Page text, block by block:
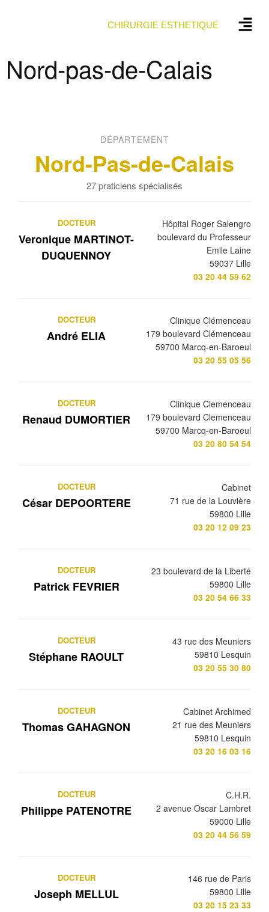
CHIRURGIE ESTHETIQUE
Nord-pas-de-Calais
DÉPARTEMENT
Nord-Pas-de-Calais
27 praticiens spécialisés
DOCTEUR
Veronique MARTINOT-
DUQUENNOY
Hôpital Roger Salengro
boulevard du Professeur
Emile Laine
59037 Lille
03 20 44 59 62
DOCTEUR
André ELIA
Clinique Clémenceau
179 boulevard Clémenceau
59700 Marcq-en-Baroeul
03 20 55 05 56
DOCTEUR
Renaud DUMORTIER
Clinique Clemenceau
179 boulevard Clemenceau
59700 Marcq-en-Baroeul
03 20 80 54 54
DOCTEUR
César DEPOORTERE
Cabinet
71 rue de la Louvière
59800 Lille
03 20 12 09 23
DOCTEUR
Patrick FEVRIER
23 boulevard de la Liberté
59800 Lille
03 20 54 66 33
DOCTEUR
Stéphane RAOULT
43 rue des Meuniers
59810 Lesquin
03 20 55 30 80
DOCTEUR
Thomas GAHAGNON
Cabinet Archimed
21 rue des Meuniers
59810 Lesquin
03 20 16 03 16
DOCTEUR
Philippe PATENOTRE
C.H.R.
2 avenue Oscar Lambret
59000 Lille
03 20 44 56 59
DOCTEUR
Joseph MELLUL
146 rue de Paris
59800 Lille
03 20 15 23 33